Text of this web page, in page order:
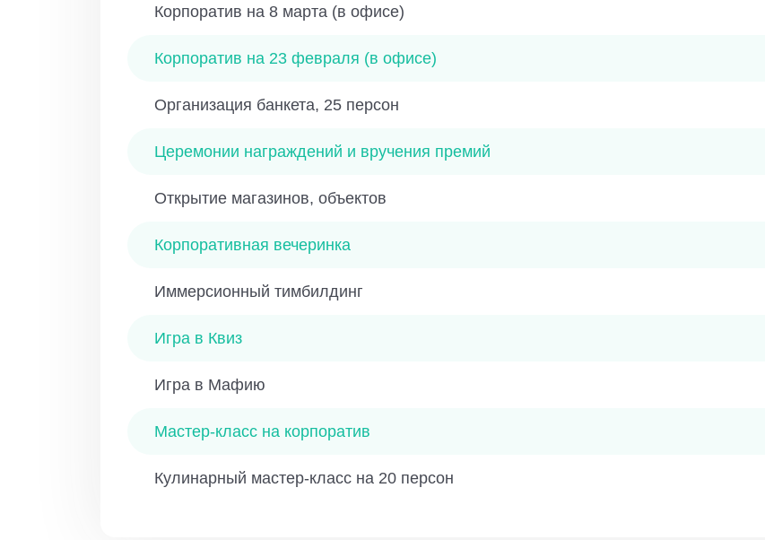
Корпоратив на 8 марта (в офисе)
Корпоратив на 23 февраля (в офисе)
Организация банкета, 25 персон
Церемонии награждений и вручения премий
Открытие магазинов, объектов
Корпоративная вечеринка
Иммерсионный тимбилдинг
Игра в Квиз
Игра в Мафию
Мастер-класс на корпоратив
Кулинарный мастер-класс на 20 персон